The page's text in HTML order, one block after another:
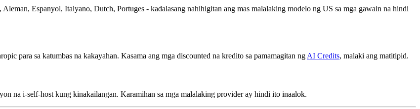
Espanyol, Italyano, Dutch, Portuges - kadalasang nahihigitan ang mas malalaking modelo ng US sa mga gawain na hindi
para sa katumbas na kakayahan. Kasama ang mga discounted na kredito sa pamamagitan ng AI Credits, malaki ang matitipid.
na i-self-host kung kinakailangan. Karamihan sa mga malalaking provider ay hindi ito inaalok.